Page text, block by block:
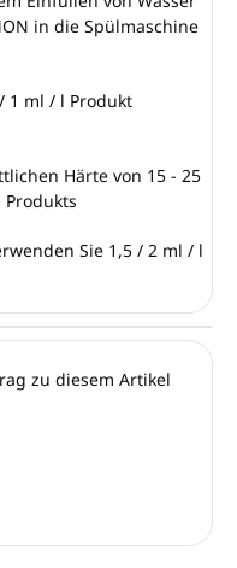
in die Spülmaschine
1 ml / l Produkt
Härte von 15 - 25
Produkts
Sie 1,5 / 2 ml / l
zu diesem Artikel